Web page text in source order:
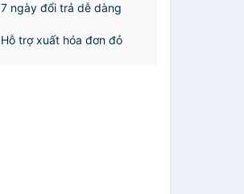
7 ngày đổi trả dễ dàng
Hỗ trợ xuất hóa đơn đỏ